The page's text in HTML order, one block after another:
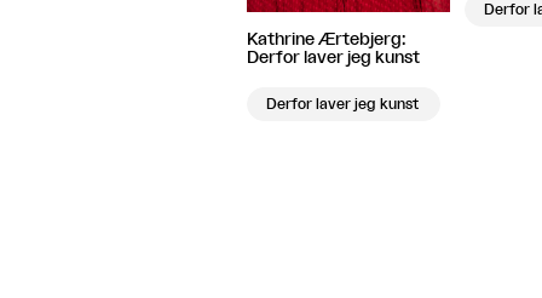
Kathrine Ærtebjerg:
Derfor laver jeg kunst
Derfor laver jeg kunst
Derfor